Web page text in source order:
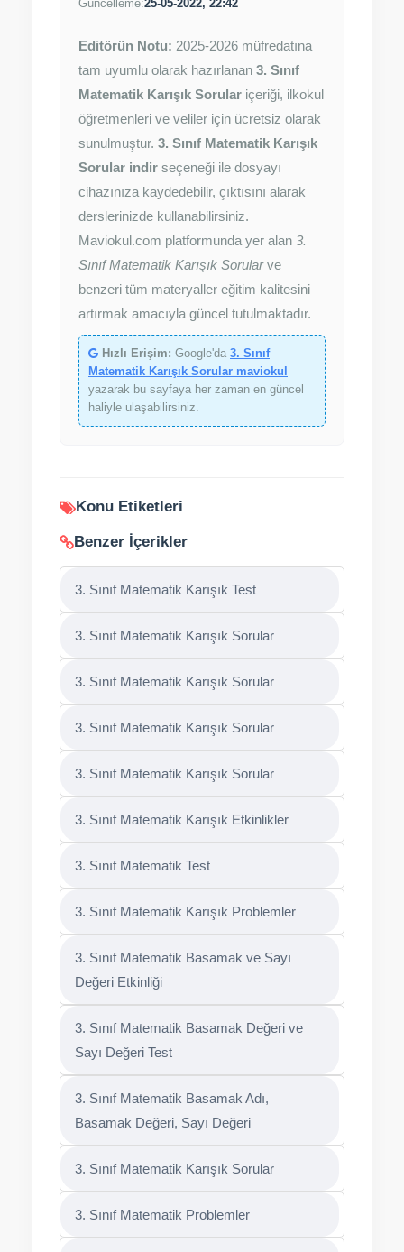
Güncelleme:25-05-2022, 22:42
Editörün Notu: 2025-2026 müfredatına
tam uyumlu olarak hazırlanan 3. Sınıf
Matematik Karışık Sorular içeriği, ilkokul
öğretmenleri ve veliler için ücretsiz olarak
sunulmuştur. 3. Sınıf Matematik Karışık
Sorular indir seçeneği ile dosyayı
cihazınıza kaydedebilir, çıktısını alarak
derslerinizde kullanabilirsiniz.
Maviokul.com platformunda yer alan 3.
Sınıf Matematik Karışık Sorularve
benzeri tüm materyaller eğitim kalitesini
artırmak amacıyla güncel tutulmaktadır.
Hızlı Erişim: Google'da 3. Sınıf
Matematik Karışık Sorular maviokul
yazarak bu sayfaya her zaman en güncel
haliyle ulaşabilirsiniz.
Konu Etiketleri
Benzer İçerikler
3. Sınıf Matematik Karışık Test
3. Sınıf Matematik Karışık Sorular
3. Sınıf Matematik Karışık Sorular
3. Sınıf Matematik Karışık Sorular
3. Sınıf Matematik Karışık Sorular
3. Sınıf Matematik Karışık Etkinlikler
3. Sınıf Matematik Test
3. Sınıf Matematik Karışık Problemler
3. Sınıf Matematik Basamak ve Sayı
Değeri Etkinliği
3. Sınıf Matematik Basamak Değeri ve
Sayı Değeri Test
3. Sınıf Matematik Basamak Adı,
Basamak Değeri, Sayı Değeri
3. Sınıf Matematik Karışık Sorular
3. Sınıf Matematik Problemler